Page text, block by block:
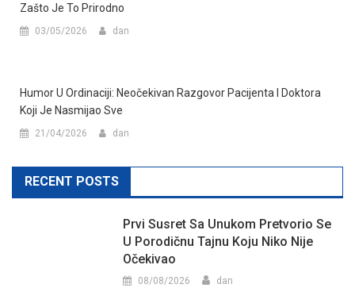
Zašto Je To Prirodno
03/05/2026 dan
Humor U Ordinaciji: Neočekivan Razgovor Pacijenta I Doktora
Koji Je Nasmijao Sve
21/04/2026 dan
RECENT POSTS
Prvi Susret Sa Unukom Pretvorio Se
U Porodičnu Tajnu Koju Niko Nije
Očekivao
08/08/2026 dan